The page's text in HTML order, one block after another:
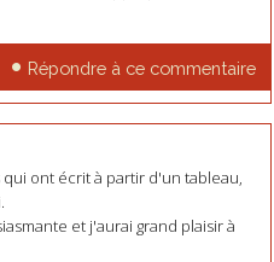
Répondre à ce commentaire
qui ont écrit à partir d'un tableau,
et j'aurai grand plaisir à